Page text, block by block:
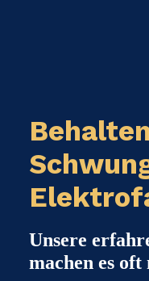
Unsere
machen es oft